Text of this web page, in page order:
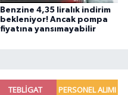
Benzine 4,35 liralık indirim
bekleniyor! Ancak pompa
fiyatına yansımayabilir